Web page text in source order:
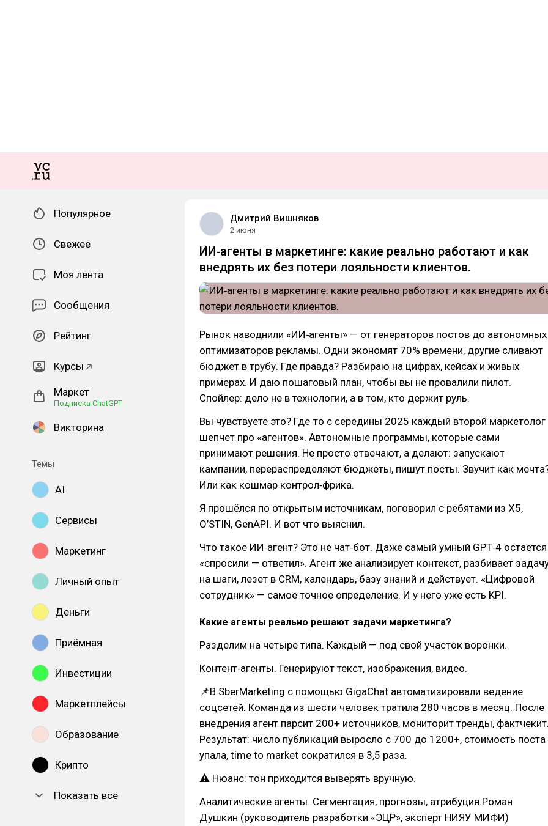
Популярное
Свежее
Моя лента
Сообщения
Рейтинг
Курсы
Маркет
Подписка ChatGPT
Викторина
Темы
AI
Сервисы
Маркетинг
Личный опыт
Деньги
Приёмная
Инвестиции
Маркетплейсы
Образование
Крипто
Показать все
Дмитрий Вишняков
2 июня
ИИ‑агенты в маркетинге: какие реально работают и как
внедрять их без потери лояльности клиентов.
Рынок наводнили «ИИ‑агенты» — от генераторов постов до автономных
оптимизаторов рекламы. Одни экономят 70% времени, другие сливают
бюджет в трубу. Где правда? Разбираю на цифрах, кейсах и живых
примерах. И даю пошаговый план, чтобы вы не провалили пилот.
Спойлер: дело не в технологии, а в том, кто держит руль.
Вы чувствуете это? Где‑то с середины 2025 каждый второй маркетолог
шепчет про «агентов». Автономные программы, которые сами
принимают решения. Не просто отвечают, а делают: запускают
кампании, перераспределяют бюджеты, пишут посты. Звучит как
Или как кошмар контрол‑фрика.
Я прошёлся по открытым источникам, поговорил с ребятами из X5,
O’STIN, GenAPI. И вот что выяснил.
Что такое ИИ‑агент? Это не чат‑бот. Даже самый умный GPT‑4 остаётся
«спросили — ответил». Агент же анализирует контекст, разбивает
на шаги, лезет в CRM, календарь, базу знаний и действует. «Цифровой
сотрудник» — самое точное определение. И у него уже есть KPI.
Какие агенты реально решают задачи маркетинга?
Разделим на четыре типа. Каждый — под свой участок воронки.
Контент‑агенты. Генерируют текст, изображения, видео.
📌В SberMarketing с помощью GigaChat автоматизировали ведение
соцсетей. Команда из шести человек тратила 280 часов в месяц. После
внедрения агент парсит 200+ источников, мониторит тренды,
Результат: число публикаций выросло с 700 до 1200+, стоимость поста
упала, time to market сократился в 3,5 раза.
⚠ Нюанс: тон приходится выверять вручную.
Аналитические агенты. Сегментация, прогнозы, атрибуция.Роман
Душкин (руководитель разработки «ЭЦР», эксперт НИЯУ МИФИ)